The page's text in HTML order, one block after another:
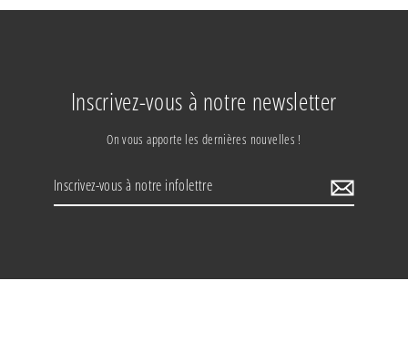
Inscrivez-vous à notre newsletter
On vous apporte les dernières nouvelles !
Inscrivez-